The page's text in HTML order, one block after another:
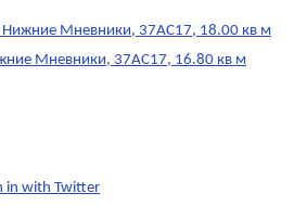
Мневники, 37АС17, 18.00 кв м
Мневники, 37АС17, 16.80 кв м
in with Twitter